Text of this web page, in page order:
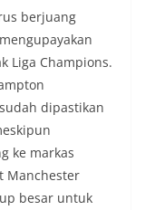
berjuang
Liga Champions.
dipastikan
ke markas
Manchester
besar untuk